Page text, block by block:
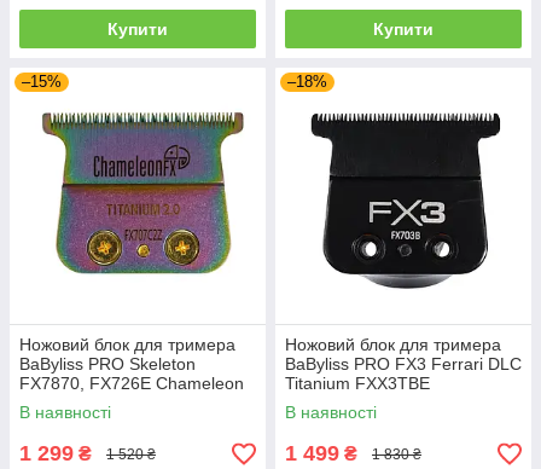
Купити Купити
–15%
Ножовий блок для тримера
BaByliss PRO Skeleton
FX7870, FX726E Chameleon
FX 2.0 (FX707C2ZE)
В наявності
1 299 ₴ 1 520 ₴
–18%
Ножовий блок для тримера
BaByliss PRO FX3 Ferrari DLC
Titanium FXX3TBE
(FX703BZE)
В наявності
1 499 ₴ 1 830 ₴